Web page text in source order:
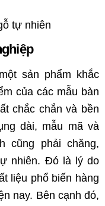
tự nhiên
sản phẩm khắc
của các mẫu bàn
chắc chắn và bền
dài, mẫu mã và
cũng phải chăng,
nhiên. Đó là lý do
liệu phổ biến hàng
nay. Bên cạnh đó,